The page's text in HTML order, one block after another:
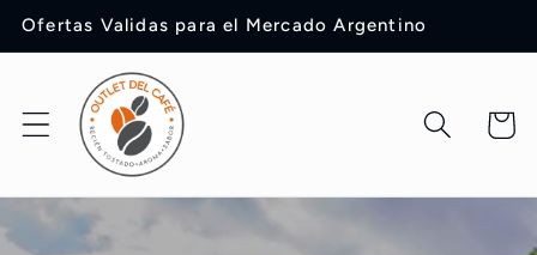
directamente
al contenido
Ofertas Validas para el Mercado Argentino